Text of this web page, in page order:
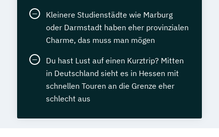
Kleinere Studienstädte wie Marburg
oder Darmstadt haben eher provinzialen
Charme, das muss man mögen
Du hast Lust auf einen Kurztrip? Mitten
in Deutschland sieht es in Hessen mit
schnellen Touren an die Grenze eher
schlecht aus